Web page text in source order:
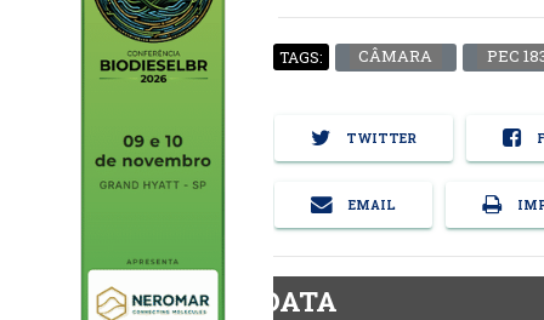
TAGS: CÂMARA PEC
TWITTER
EMAIL
BiodieselDATA